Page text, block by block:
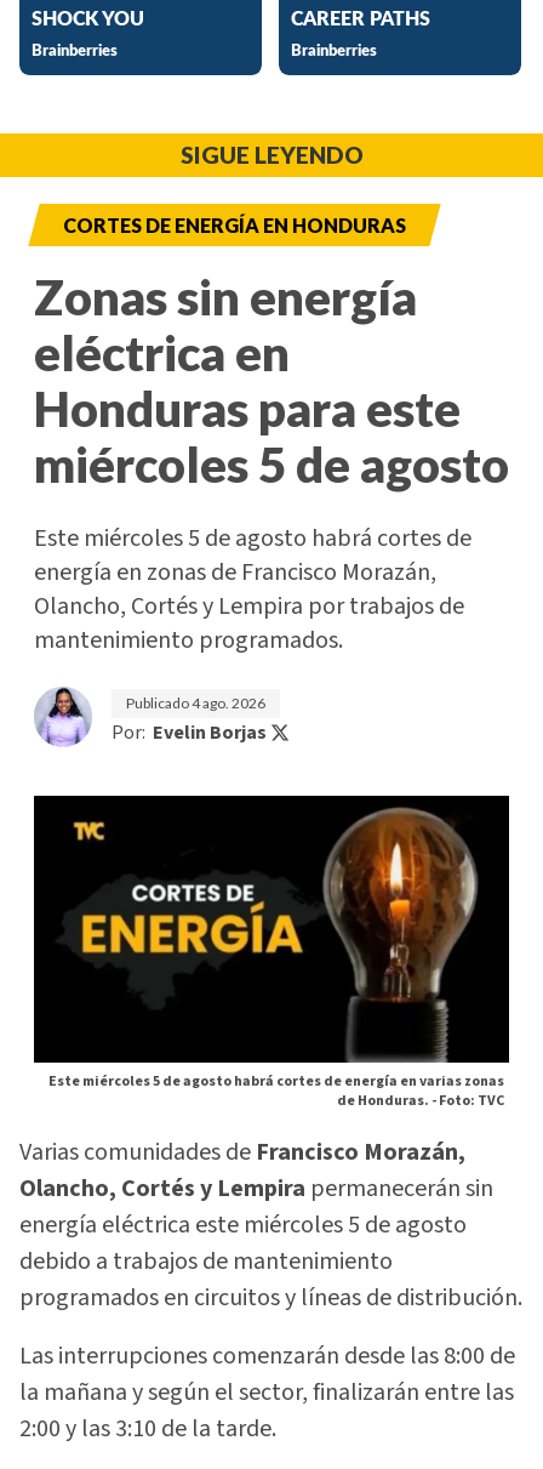
SIGUE LEYENDO
CORTES DE ENERGÍA EN HONDURAS
Zonas sin energía
eléctrica en
Honduras para este
miércoles 5 de agosto
Este miércoles 5 de agosto habrá cortes de
energía en zonas de Francisco Morazán,
Olancho, Cortés y Lempira por trabajos de
mantenimiento programados.
Publicado4 ago. 2026
Por: Evelin Borjas
Este miércoles 5 de agosto habrá cortes de energía en varias zonas
de Honduras. -Foto: TVC
Varias comunidades de Francisco Morazán,
Olancho, Cortés y Lempira permanecerán sin
energía eléctrica este miércoles 5 de agosto
debido a trabajos de mantenimiento
programados en circuitos y líneas de distribución.
Las interrupciones comenzarán desde las 8:00 de
la mañana y según el sector, finalizarán entre las
2:00 y las 3:10 de la tarde.